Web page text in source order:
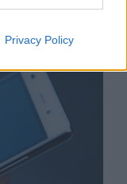
Privacy Policy